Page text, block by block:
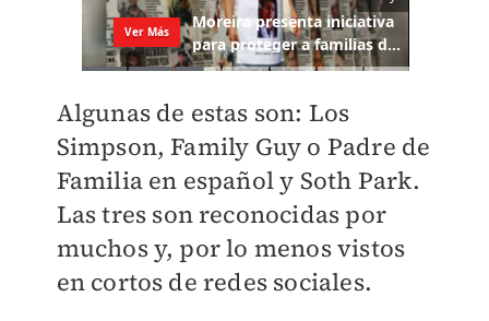
Algunas de estas son: Los
Simpson, Family Guy o Padre de
Familia en español y Soth Park.
Las tres son reconocidas por
muchos y, por lo menos vistos
en cortos de redes sociales.